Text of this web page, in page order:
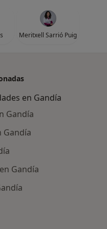
Meritxell Sarrió Puig
en Gandía
Gandía
Gandía
Gandía